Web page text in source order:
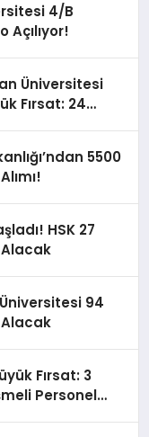
4/B
Açılıyor!
Üniversitesi
Fırsat: 24
5500
HSK 27
94
Fırsat: 3
Personel